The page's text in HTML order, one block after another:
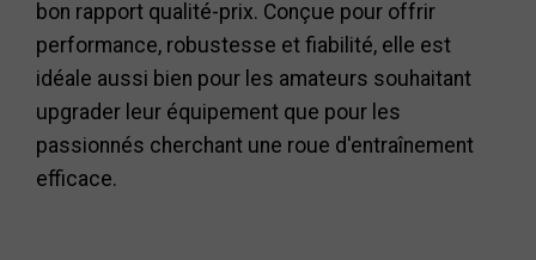
bon rapport qualité-prix. Conçue pour offrir
performance, robustesse et fiabilité, elle est
idéale aussi bien pour les amateurs souhaitant
upgrader leur équipement que pour les
passionnés cherchant une roue d'entraînement
efficace.